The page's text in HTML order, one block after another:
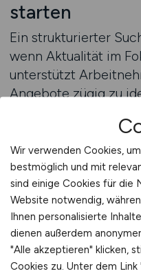
starten
Ein strukturierter
wenn Aktualität im
unterstützt
Angebote zügig zu
Baugewerbe, wo
stark variieren, ist
unverzichtbar. Durch
passende Anzeigen
zu verlieren.
Flexibilität ist ein
die eigene Situation
Wir verwenden Cookies,
bestmöglich und mit
sind einige Cookies für die
Website notwendig,
Ihnen personalisierte
dienen außerdem
"Alle akzeptieren" klicken,
Cookies zu. Unter dem